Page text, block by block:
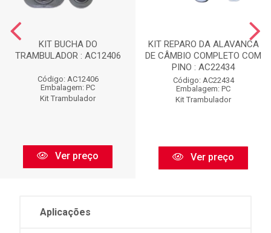
KIT BUCHA DO
TRAMBULADOR : AC12406
Código: AC12406
Embalagem: PC
Kit Trambulador
Ver preço
KIT REPARO DA ALAVANCA
DE CÂMBIO COMPLETO COM
PINO : AC22434
Código: AC22434
Embalagem: PC
Kit Trambulador
Ver preço
Aplicações